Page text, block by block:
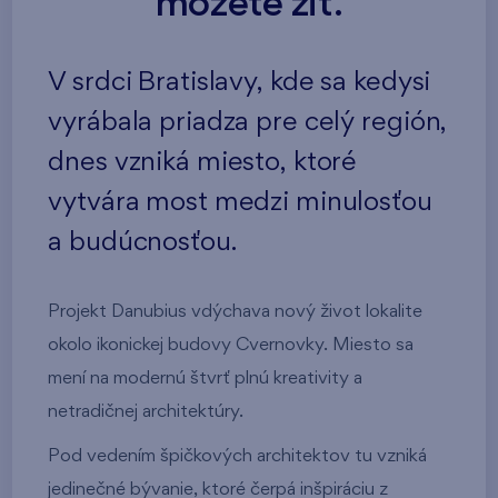
V srdci Bratislavy, kde sa kedysi
vyrábala priadza pre celý región,
dnes vzniká miesto, ktoré
vytvára most medzi minulosťou
a budúcnosťou.
Projekt Danubius vdýchava nový život lokalite
okolo ikonickej budovy Cvernovky. Miesto sa
mení na modernú štvrť plnú kreativity a
netradičnej architektúry.
Pod vedením špičkových architektov tu vzniká
jedinečné bývanie, ktoré čerpá inšpiráciu z